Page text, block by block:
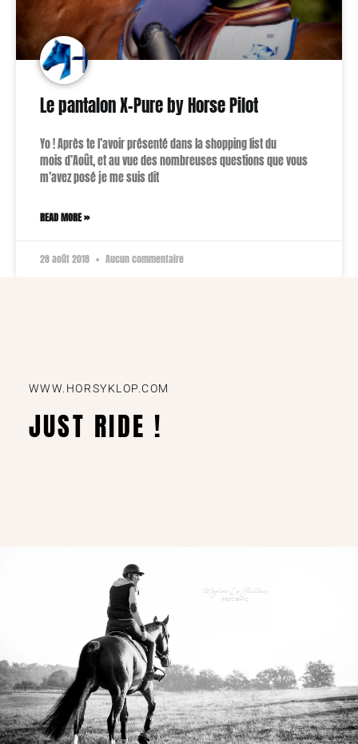
Le pantalon X-Pure by Horse Pilot
Yo ! Après te l’avoir présenté dans la shopping list du
mois d’Août, et au vue des nombreuses questions que vous
m’avez posé je me suis dit
READ MORE »
28 août 2018 Aucun commentaire
WWW.HORSYKLOP.COM
JUST RIDE !